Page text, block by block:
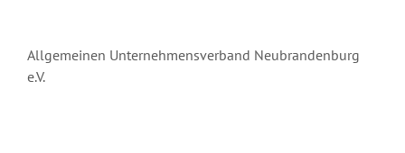
Allgemeinen Unternehmensverband Neubrandenburg
e.V.